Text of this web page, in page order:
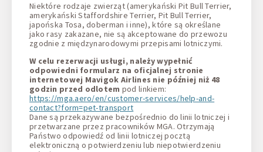
Niektóre rodzaje zwierząt (amerykański Pit Bull Terrier,
amerykański Staffordshire Terrier, Pit Bull Terrier,
japońska Tosa, doberman i inne), które są określane
jako rasy zakazane, nie są akceptowane do przewozu
zgodnie z międzynarodowymi przepisami lotniczymi.
W celu rezerwacji usługi, należy wypełnić
odpowiedni formularz na oficjalnej stronie
internetowej Mavigok Airlines nie później niż 48
godzin przed odlotem pod linkiem:
https://mga.aero/en/customer-services/help-and-
contact?form=pet-transport
Dane są przekazywane bezpośrednio do linii lotniczej i
przetwarzane przez pracowników MGA. Otrzymają
Państwo odpowiedź od linii lotniczej pocztą
elektroniczną o potwierdzeniu lub niepotwierdzeniu